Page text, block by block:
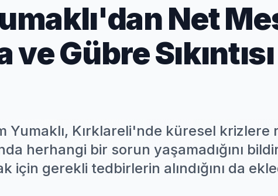
Net
Gübre Sıkıntısı
Yumaklı, Kırklareli'nde küresel krizlere
herhangi bir sorun yaşamadığını
için gerekli tedbirlerin alındığını da